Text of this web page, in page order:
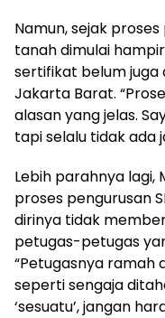
Namun, sejak
tanah dimulai
sertifikat belum juga
Jakarta Barat.
alasan yang jelas.
tapi selalu tidak ada
Lebih parahnya lagi,
proses pengurusan
dirinya tidak
petugas-petugas
“Petugasnya ramah
seperti sengaja
‘sesuatu’, jangan